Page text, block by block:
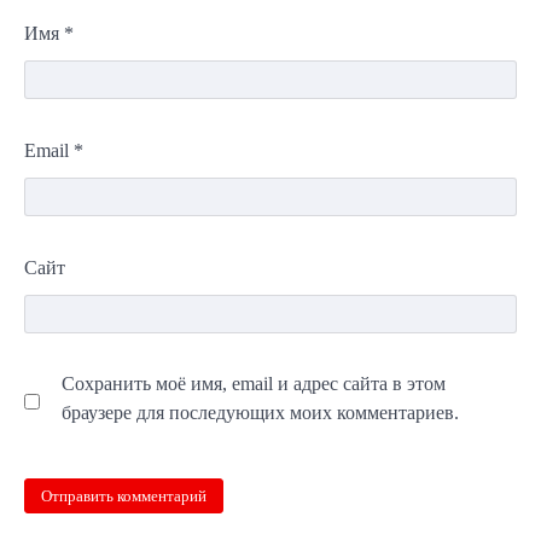
Имя *
Email *
Сайт
Сохранить моё имя, email и адрес сайта в этом
браузере для последующих моих комментариев.